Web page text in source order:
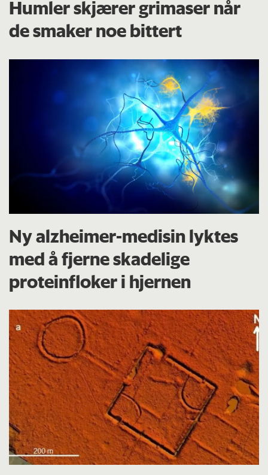
Humler skjærer grimaser når
de smaker noe bittert
Ny alzheimer-medisin lyktes
med å fjerne skadelige
proteinfloker i hjernen